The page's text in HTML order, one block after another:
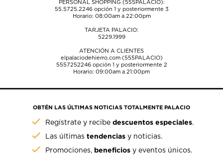
PERSONAL SHOPPING (555PALACIO):
55.5725.2246opción 1 y posteriormente 3
Horario: 08:00am a 22:00pm
TARJETA PALACIO:
5229.1999
ATENCIÓN A CLIENTES
elpalaciodehierro.com (555PALACIO)
5557252246opción 1 y posteriormente 2
Horario: 09:00am a 21:00pm
OBTÉN LAS ÚLTIMAS NOTICIAS TOTALMENTE PALACIO
Regístrate y recibedescuentos especiales.
Las últimastendencias y noticias.
Promociones, beneficios y eventos únicos.